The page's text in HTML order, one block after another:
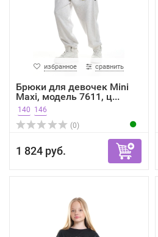
избранное сравнить
Брюки для девочек Mini
Maxi, модель 7611, ц...
140 146
(0)
1 824 руб.